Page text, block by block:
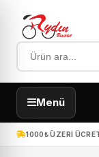
Menü
1000₺ ÜZERI